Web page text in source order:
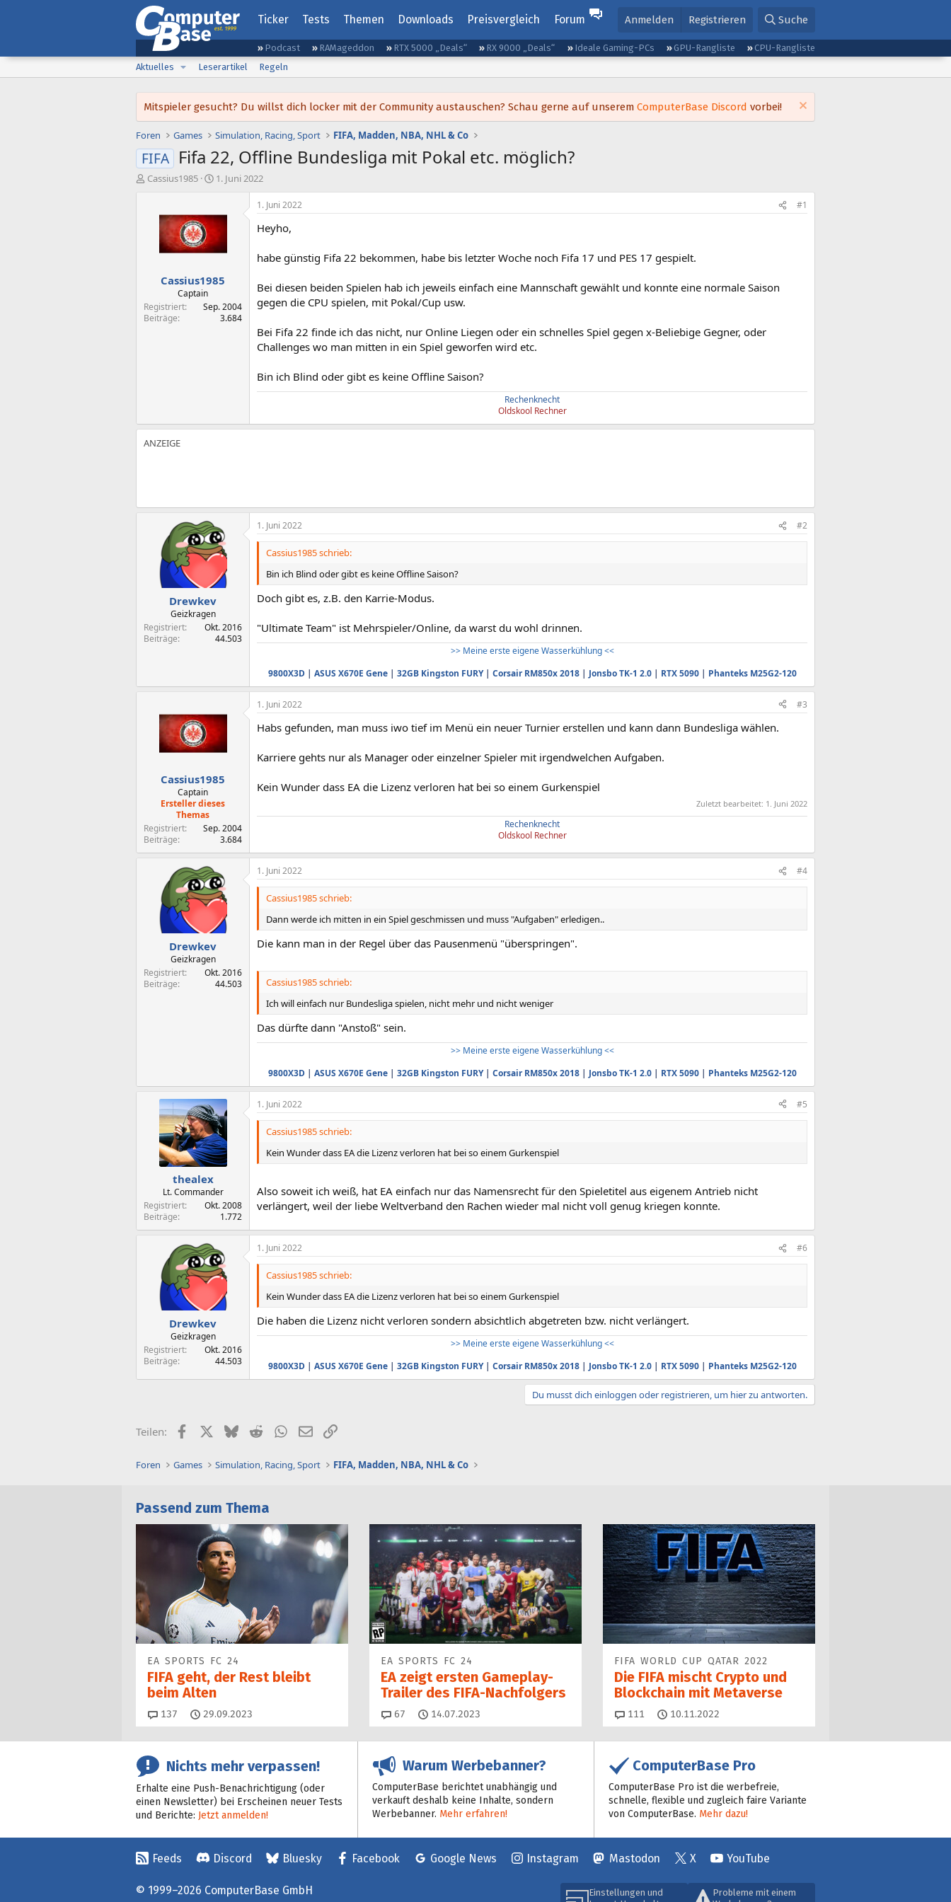
Ticker Tests Themen Downloads Preisvergleich Forum Anmelden Registrieren Suche
Podcast RAMageddon RTX 5000 „Deals“ RX 9000 „Deals“ Ideale Gaming-PCs GPU-Rangliste
CPU-Rangliste
Aktuelles
Leserartikel Regeln
Mitspieler gesucht? Du willst dich locker mit der Community austauschen? Schau gerne auf unserem ComputerBase Discord vorbei!
Foren Games Simulation, Racing, Sport FIFA, Madden, NBA, NHL & Co
FIFA Fifa 22, Offline Bundesliga mit Pokal etc. möglich?
E
Cassius1985
E
t
e
l
l
a
1. Juni 2022
Cassius1985
Captain
Registriert
Sep. 2004
Beiträge
3.684
1. Juni 2022 #1
Heyho,
habe günstig Fifa 22 bekommen, habe bis letzter Woche noch Fifa 17 und PES 17 gespielt.
Bei diesen beiden Spielen hab ich jeweils einfach eine Mannschaft gewählt und konnte eine normale Saison
gegen die CPU spielen, mit Pokal/Cup usw.
Bei Fifa 22 finde ich das nicht, nur Online Liegen oder ein schnelles Spiel gegen x-Beliebige Gegner, oder
Challenges wo man mitten in ein Spiel geworfen wird etc.
Bin ich Blind oder gibt es keine Offline Saison?
Rechenknecht
Oldskool Rechner
Drewkev
Geizkragen
Registriert
Okt. 2016
Beiträge
44.503
1. Juni 2022 #2
Cassius1985 schrieb:
Bin ich Blind oder gibt es keine Offline Saison?
Doch gibt es, z.B. den Karrie-Modus.
"Ultimate Team" ist Mehrspieler/Online, da warst du wohl drinnen.
>> Meine erste eigene Wasserkühlung <<
9800X3D| ASUS X670E Gene| 32GB Kingston FURY| Corsair RM850x 2018| Jonsbo TK-1 2.0| RTX 5090| Phanteks M25G2-120
Cassius1985
Captain
Ersteller dieses
Themas
Registriert
Sep. 2004
Beiträge
3.684
1. Juni 2022 #3
Habs gefunden, man muss iwo tief im Menü ein neuer Turnier erstellen und kann dann Bundesliga wählen.
Karriere gehts nur als Manager oder einzelner Spieler mit irgendwelchen Aufgaben.
Kein Wunder dass EA die Lizenz verloren hat bei so einem Gurkenspiel
Zuletzt bearbeitet: 1. Juni 2022
Rechenknecht
Oldskool Rechner
Drewkev
Geizkragen
Registriert
Okt. 2016
Beiträge
44.503
1. Juni 2022 #4
Cassius1985 schrieb:
Dann werde ich mitten in ein Spiel geschmissen und muss "Aufgaben" erledigen..
Die kann man in der Regel über das Pausenmenü "überspringen".
Cassius1985 schrieb:
Ich will einfach nur Bundesliga spielen, nicht mehr und nicht weniger
Das dürfte dann "Anstoß" sein.
>> Meine erste eigene Wasserkühlung <<
9800X3D| ASUS X670E Gene| 32GB Kingston FURY| Corsair RM850x 2018| Jonsbo TK-1 2.0| RTX 5090| Phanteks M25G2-120
thealex
Lt. Commander
Registriert
Okt. 2008
Beiträge
1.772
1. Juni 2022 #5
Cassius1985 schrieb:
Kein Wunder dass EA die Lizenz verloren hat bei so einem Gurkenspiel
Also soweit ich weiß, hat EA einfach nur das Namensrecht für den Spieletitel aus eigenem Antrieb nicht
verlängert, weil der liebe Weltverband den Rachen wieder mal nicht voll genug kriegen konnte.
Drewkev
Geizkragen
Registriert
Okt. 2016
Beiträge
44.503
1. Juni 2022 #6
Cassius1985 schrieb:
Kein Wunder dass EA die Lizenz verloren hat bei so einem Gurkenspiel
Die haben die Lizenz nicht verloren sondern absichtlich abgetreten bzw. nicht verlängert.
>> Meine erste eigene Wasserkühlung <<
9800X3D| ASUS X670E Gene| 32GB Kingston FURY| Corsair RM850x 2018| Jonsbo TK-1 2.0| RTX 5090| Phanteks M25G2-120
Du musst dich einloggen oder registrieren, um hier zu antworten.
Teilen: FacebookX (Twitter)
BlueskyRedditWhatsApp
E-MailLink
Foren Games Simulation, Racing, Sport FIFA, Madden, NBA, NHL & Co
Passend zum Thema
EA SPORTS FC 24
FIFA geht, der Rest bleibt
beim Alten
137 Kommentare
29.09.2023
EA SPORTS FC 24
EA zeigt ersten Gameplay-
Trailer des FIFA-Nachfolgers
67 Kommentare
14.07.2023
FIFA WORLD CUP QATAR 2022
Die FIFA mischt Crypto und
Blockchain mit Metaverse
111 Kommentare
10.11.2022
Nichts mehr verpassen!
Erhalte eine Push-Benachrichtigung (oder
einen Newsletter) bei Erscheinen neuer Tests
und Berichte: Jetzt anmelden!
Warum Werbebanner?
ComputerBase berichtet unabhängig und
verkauft deshalb keine Inhalte, sondern
Werbebanner. Mehr erfahren!
ComputerBase Pro
ComputerBase Pro ist die werbefreie,
schnelle, flexible und zugleich faire Variante
von ComputerBase. Mehr dazu!
Feeds Discord Bluesky Facebook Google News Instagram Mastodon X YouTube
Einstellungen und
Probleme mit einem
© 1999–2026 ComputerBase GmbH